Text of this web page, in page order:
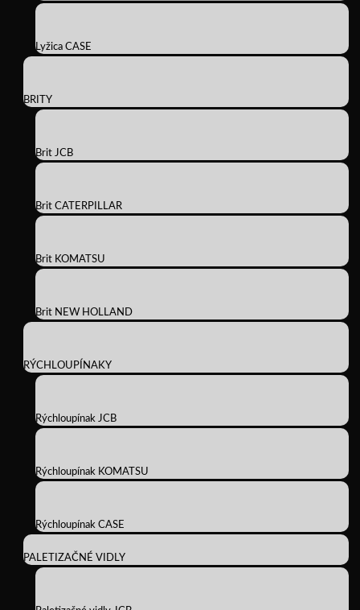
Lyžica CASE
BRITY
Brit JCB
Brit CATERPILLAR
Brit KOMATSU
Brit NEW HOLLAND
RÝCHLOUPÍNAKY
Rýchloupínak JCB
Rýchloupínak KOMATSU
Rýchloupínak CASE
PALETIZAČNÉ VIDLY